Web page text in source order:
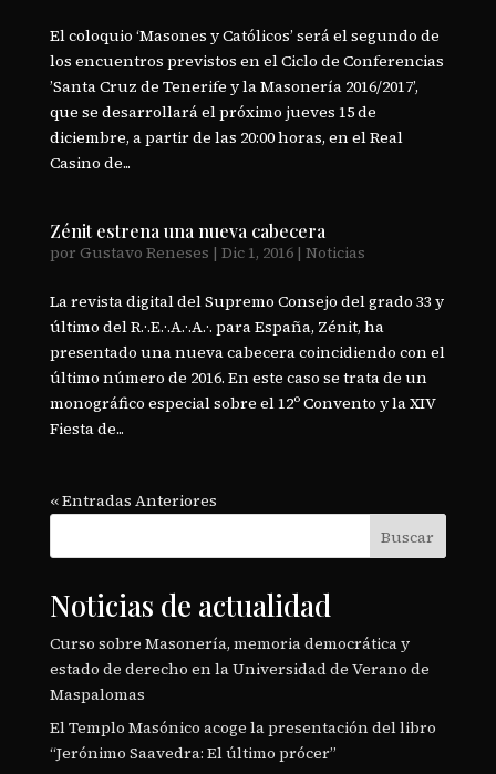
El coloquio ‘Masones y Católicos’ será el segundo de
los encuentros previstos en el Ciclo de Conferencias
’Santa Cruz de Tenerife y la Masonería 2016/2017’,
que se desarrollará el próximo jueves 15 de
diciembre, a partir de las 20:00 horas, en el Real
Casino de...
Zénit estrena una nueva cabecera
por Gustavo Reneses | Dic 1, 2016| Noticias
La revista digital del Supremo Consejo del grado 33 y
último del R.·.E.·.A.·.A.·. para España, Zénit, ha
presentado una nueva cabecera coincidiendo con el
último número de 2016. En este caso se trata de un
monográfico especial sobre el 12º Convento y la XIV
Fiesta de...
« Entradas Anteriores
Buscar
Noticias de actualidad
Curso sobre Masonería, memoria democrática y
estado de derecho en la Universidad de Verano de
Maspalomas
El Templo Masónico acoge la presentación del libro
“Jerónimo Saavedra: El último prócer”